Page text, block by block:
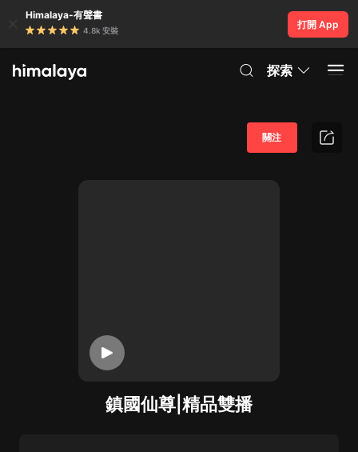
Himalaya-有聲書
4.8k 安裝
打開 App
探索
鎮國仙尊|精品雙播
關注